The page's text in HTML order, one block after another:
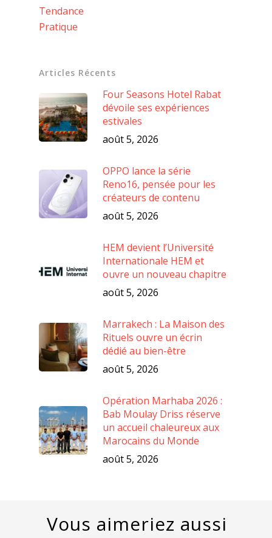
Tendance
Pratique
Articles Récents
Four Seasons Hotel Rabat
dévoile ses expériences
estivales
août 5, 2026
OPPO lance la série
Reno16, pensée pour les
créateurs de contenu
août 5, 2026
HEM devient l’Université
Internationale HEM et
ouvre un nouveau chapitre
août 5, 2026
Marrakech : La Maison des
Rituels ouvre un écrin
dédié au bien-être
août 5, 2026
Opération Marhaba 2026 :
Bab Moulay Driss réserve
un accueil chaleureux aux
Marocains du Monde
août 5, 2026